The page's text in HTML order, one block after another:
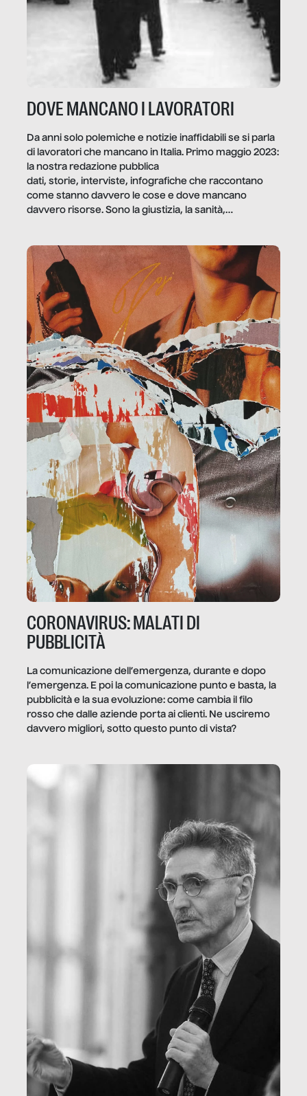
DOVE MANCANO I LAVORATORI
Da anni solo polemiche e notizie inaffidabili se si parla
di lavoratori che mancano in Italia. Primo maggio 2023:
la nostra redazione pubblica
dati, storie, interviste, infografiche che raccontano
come stanno davvero le cose e dove mancano
davvero risorse. Sono la giustizia, la sanità,
CORONAVIRUS: MALATI DI
PUBBLICITÀ
La comunicazione dell’emergenza, durante e dopo
l’emergenza. E poi la comunicazione punto e basta, la
pubblicità e la sua evoluzione: come cambia il filo
rosso che dalle aziende porta ai clienti. Ne usciremo
davvero migliori, sotto questo punto di vista?